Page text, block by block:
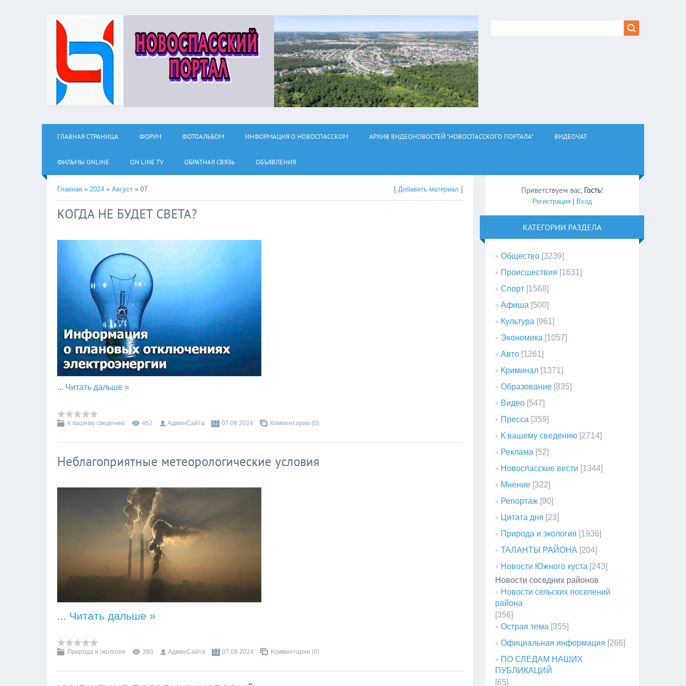
ГЛАВНАЯ СТРАНИЦА ФОРУМ ФОТОАЛЬБОМ ИНФОРМАЦИЯ О НОВОСПАССКОМ АРХИВ ВИДЕОНОВОСТЕЙ "НОВОСПАССКОГО ПОРТАЛА" ВИДЕОЧАТ
ФИЛЬМЫ ОNLINE ON LINE TV ОБРАТНАЯ СВЯЗЬ ОБЪЯВЛЕНИЯ
Главная » 2024 » Август » 07 [Добавить материал ]
КОГДА НЕ БУДЕТ СВЕТА?
... Читать дальше »
К вашему сведению 462 АдминСайта 07.08.2024 Комментарии (0)
Неблагоприятные метеорологические условия
... Читать дальше »
Природа и экология 380 АдминСайта 07.08.2024 Комментарии (0)
Приветствуем вас, Гость!
Регистрация| Вход
КАТЕГОРИИ РАЗДЕЛА
Общество [3239]
Происшествия [1631]
Спорт [1568]
Афиша [500]
Культура [961]
Экономика [1057]
Авто [1261]
Криминал [1371]
Образование [835]
Видео [547]
Пресса [359]
К вашему сведению [2714]
Реклама [52]
Новоспасские вести [1344]
Мнение [322]
Репортаж [90]
Цитата дня [23]
Природа и экология [1936]
ТАЛАНТЫ РАЙОНА [204]
Новости Южного куста [243]
Новости соседних районов
Новости сельских поселений
района
[356]
Острая тема [355]
Официальная информация [266]
ПО СЛЕДАМ НАШИХ
ПУБЛИКАЦИЙ
[65]